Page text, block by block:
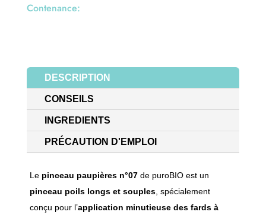
Contenance:
DESCRIPTION
CONSEILS
INGREDIENTS
PRÉCAUTION D'EMPLOI
Le pinceau paupières n°07de puroBIOest un
pinceau poils longs et souples, spécialement
conçu pour l’application minutieuse des fards à